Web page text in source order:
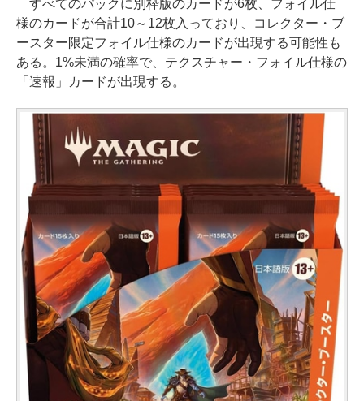
すべてのパックに別枠版のカードが6枚、フォイル仕
様のカードが合計10～12枚入っており、コレクター・ブ
ースター限定フォイル仕様のカードが出現する可能性も
ある。1%未満の確率で、テクスチャー・フォイル仕様の
「速報」カードが出現する。